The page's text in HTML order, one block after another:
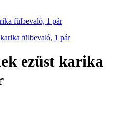
fülbevaló, 1 pár
ezüst karika